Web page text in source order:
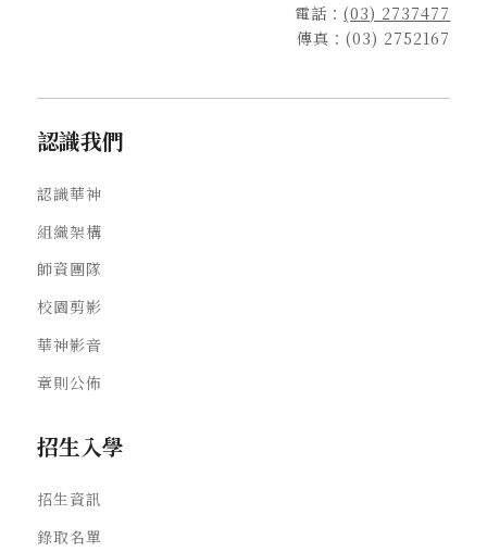
電話：(03) 2737477
傳真：(03) 2752167
認識我們
認識華神
組織架構
師資團隊
校園剪影
華神影音
章則公佈
招生入學
招生資訊
錄取名單